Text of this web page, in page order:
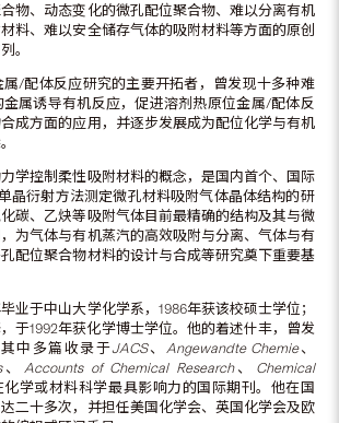
物、动态变化的微孔配位聚合物、难以分离有机
料、难以安全储存气体的吸附材料等方面的原创
。
/配体反应研究的主要开拓者，曾发现十多种难
属诱导有机反应，促进溶剂热原位金属/配体反
成方面的应用，并逐步发展成为配位化学与有机
学控制柔性吸附材料的概念，是国内首个、国际
晶衍射方法测定微孔材料吸附气体晶体结构的研
碳、乙炔等吸附气体目前最精确的结构及其与微
为气体与有机蒸汽的高效吸附与分离、气体与有
配位聚合物材料的设计与合成等研究奠下重要基
业于中山大学化学系，1986年获该校硕士学位；
于1992年获化学博士学位。他的着述什丰，曾发
中多篇收录于JACS、 Angewandte Chemie、
、 Accounts of Chemical Research、 Chemical
化学或材料科学最具影响力的国际期刊。他在国
二十多次，并担任美国化学会、英国化学会及欧